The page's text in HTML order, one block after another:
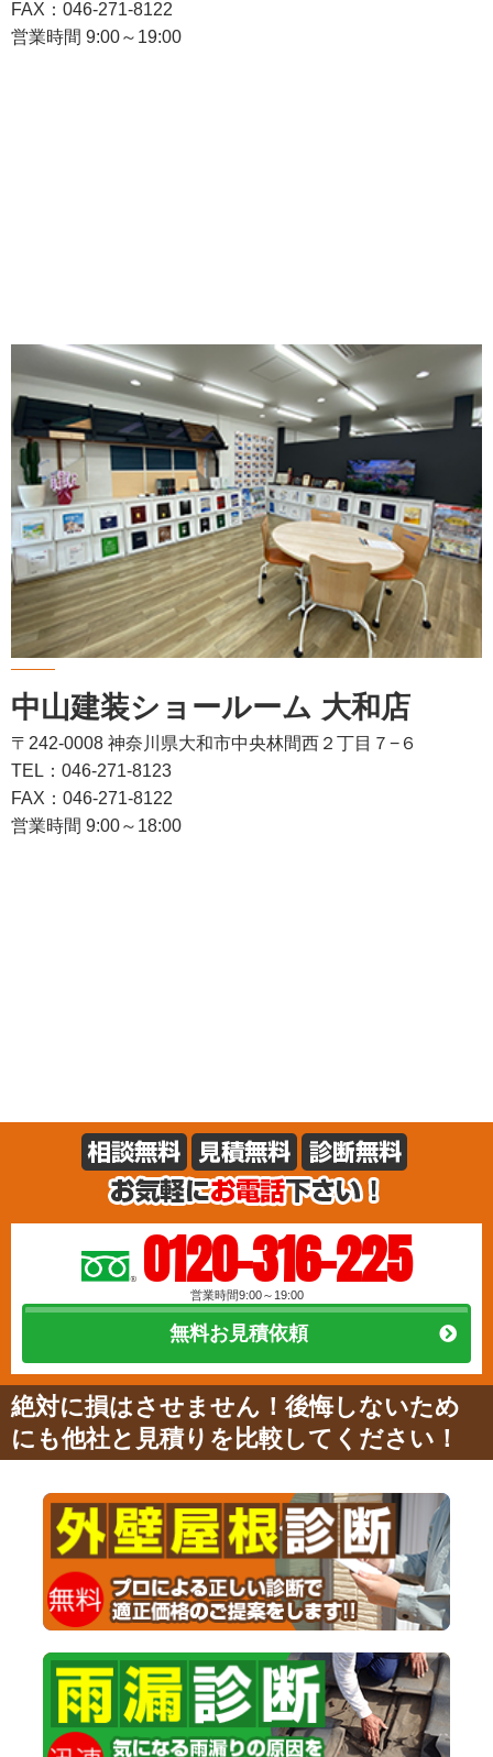
FAX：046-271-8122
営業時間 9:00～19:00
中山建装ショールーム 大和店
〒242-0008 神奈川県大和市中央林間西２丁目７−６
TEL：046-271-8123
FAX：046-271-8122
営業時間 9:00～18:00
0120-316-225
営業時間9:00～19:00
無料お見積依頼
絶対に損はさせません！後悔しないため
にも他社と見積りを比較してください！